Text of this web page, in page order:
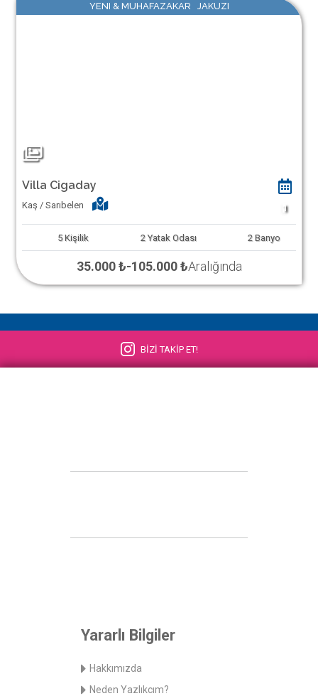
YENI & MUHAFAZAKAR JAKUZI
Villa Cigaday
Kaş / Sarıbelen 1
5 Kişilik 2 Yatak Odası 2 Banyo
35.000 ₺-105.000 ₺Aralığında
BİZİ TAKİP ET!
Yararlı Bilgiler
Hakkımızda
Neden Yazlıkcım?